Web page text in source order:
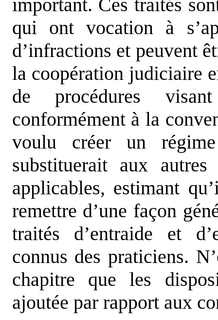
important. Ces traités
qui ont vocation à
d’infractions et peuvent
la coopération judiciaire
de procédures
conformément à la
voulu créer un
substituerait aux autres
applicables, estimant
remettre d’une façon
traités d’entraide et
connus des praticiens.
chapitre que les
ajoutée par rapport aux